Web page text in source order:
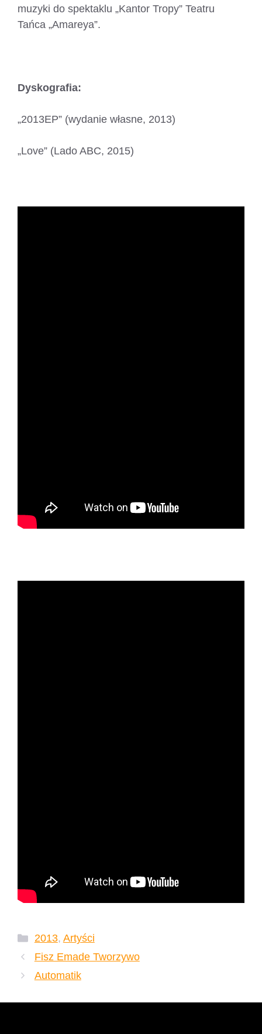
muzyki do spektaklu „Kantor Tropy” Teatru
Tańca „Amareya”.
Dyskografia:
„2013EP” (wydanie własne, 2013)
„Love” (Lado ABC, 2015)
Kategorie
2013, Artyści
Fisz Emade Tworzywo
Automatik